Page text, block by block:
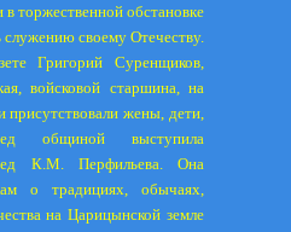
в торжественной обстановке
служению своему Отечеству.
Григорий Суренщиков,
войсковой старшина, на
присутствовали жены, дети,
общиной выступила
К.М. Перфильева. Она
о традициях, обычаях,
на Царицынской земле